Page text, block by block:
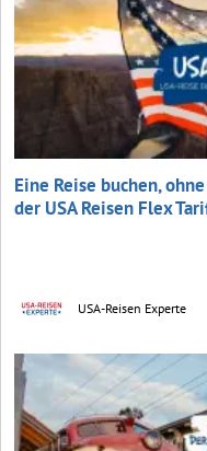
Eine Reise buchen,
der USA Reisen Flex
USA-Reisen Experte